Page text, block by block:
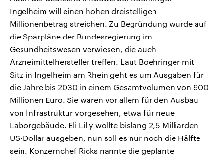
Ingelheim will einen hohen dreistelligen
Millionenbetrag streichen. Zu Begründung wurde auf
die Sparpläne der Bundesregierung im
Gesundheitswesen verwiesen, die auch
Arzneimittelhersteller treffen. Laut Boehringer mit
Sitz in Ingelheim am Rhein geht es um Ausgaben für
die Jahre bis 2030 in einem Gesamtvolumen von 900
Millionen Euro. Sie waren vor allem für den Ausbau
von Infrastruktur vorgesehen, etwa für neue
Laborgebäude. Eli Lilly wollte bislang 2,5 Milliarden
US-Dollar ausgeben, nun soll es nur noch die Hälfte
sein. Konzernchef Ricks nannte die geplante